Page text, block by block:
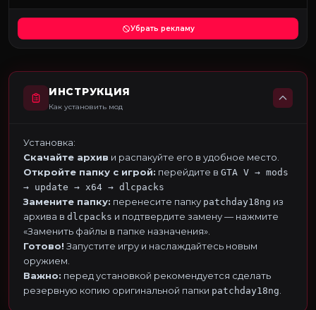
Убрать рекламу
ИНСТРУКЦИЯ
Как установить мод
Установка:
Скачайте архив и распакуйте его в удобное место.
Откройте папку с игрой: перейдите в GTA V → mods
→ update → x64 → dlcpacks
Замените папку: перенесите папку patchday18ng из
архива в dlcpacks и подтвердите замену — нажмите
«Заменить файлы в папке назначения».
Готово! Запустите игру и наслаждайтесь новым
оружием.
Важно: перед установкой рекомендуется сделать
резервную копию оригинальной папки patchday18ng